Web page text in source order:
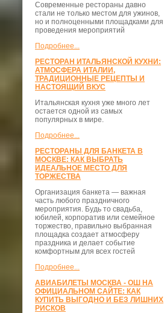
Современные рестораны давно
стали не только местом для ужинов,
но и полноценными площадками для
проведения мероприятий
Подробнее...
РЕСТОРАН ИТАЛЬЯНСКОЙ КУХНИ:
АТМОСФЕРА ИТАЛИИ,
ТРАДИЦИОННЫЕ РЕЦЕПТЫ И
НАСТОЯЩИЙ ВКУС
Итальянская кухня уже много лет
остается одной из самых
популярных в мире.
Подробнее...
РЕСТОРАНЫ ДЛЯ БАНКЕТА В
МОСКВЕ: КАК ВЫБРАТЬ
ИДЕАЛЬНОЕ МЕСТО ДЛЯ
ТОРЖЕСТВА
Организация банкета — важная
часть любого праздничного
мероприятия. Будь то свадьба,
юбилей, корпоратив или семейное
торжество, правильно выбранная
площадка создает атмосферу
праздника и делает событие
комфортным для всех гостей
Подробнее...
АВИАБИЛЕТЫ МОСКВА - ОШ НА
ОФИЦИАЛЬНОМ САЙТЕ: КАК
КУПИТЬ ВЫГОДНО И БЕЗ ЛИШНИХ
РИСКОВ